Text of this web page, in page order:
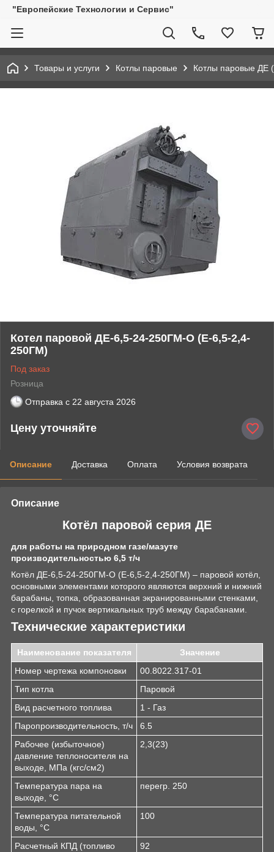
"Европейские Технологии и Сервис"
Товары и услуги Котлы паровые Котлы паровые ДЕ
Котел паровой ДЕ-6,5-24-250ГМ-О (Е-6,5-2,4-
250ГМ)
Под заказ
Розница
Отправка с 22 августа 2026
Цену уточняйте
Описание Доставка Оплата Условия возврата
Описание
Котёл паровой серия ДЕ
для работы на природном газе/мазуте
производительностью 6,5 т/ч
Котёл ДЕ-6,5-24-250ГМ-О (Е-6,5-2,4-250ГМ) – паровой котёл,
основными элементами которого являются верхний и нижний
барабаны, топка, образованная экранированными стенками,
с горелкой и пучок вертикальных труб между барабанами.
Технические характеристики
Наименование показателя
Значение
Номер чертежа компоновки
00.8022.317-01
Тип котла
Паровой
Вид расчетного топлива
1 - Газ
Паропроизводительность, т/ч
6.5
Рабочее (избыточное)
давление теплоносителя на
выходе, МПа (кгс/см2)
2,3(23)
Температура пара на
выходе, °С
перегр. 250
Температура питательной
воды, °С
100
Расчетный КПД (топливо
92